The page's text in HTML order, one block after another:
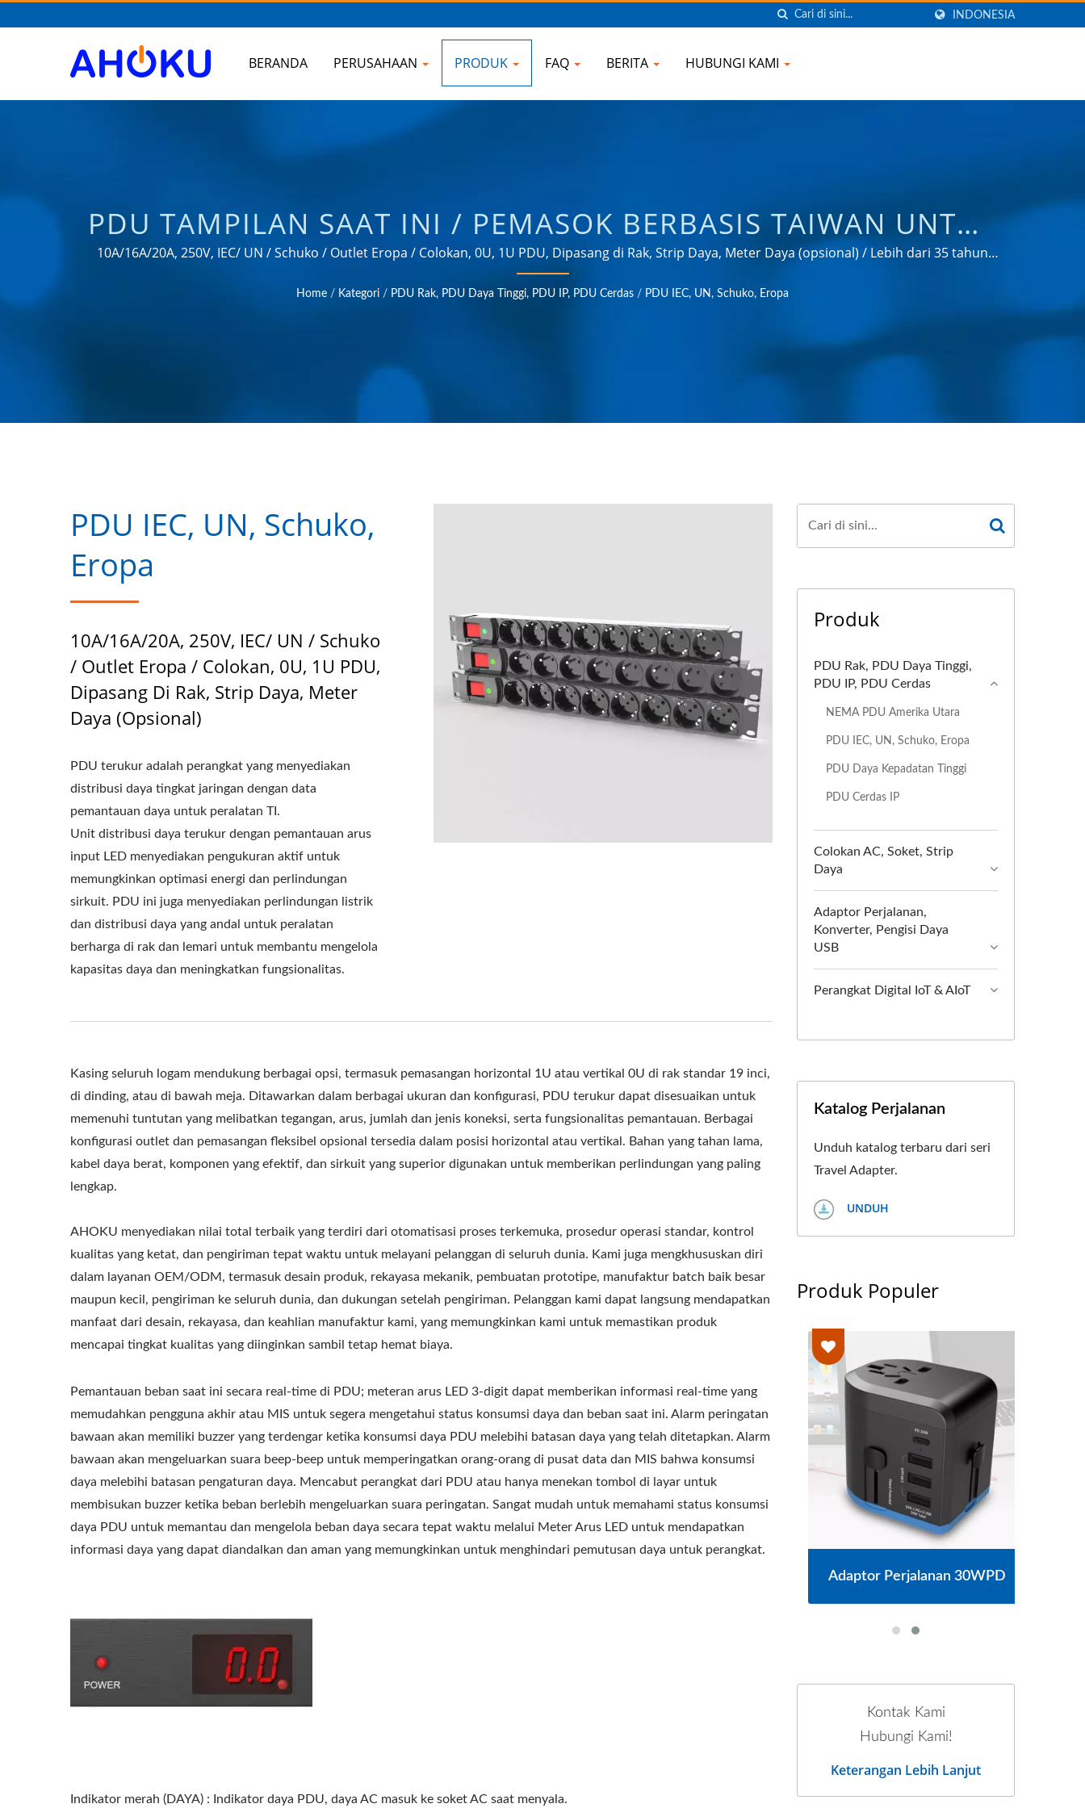
INDONESIA
BERANDA PERUSAHAAN PRODUK FAQ BERITA HUBUNGI KAMI
PDU TAMPILAN SAAT INI / PEMASOK BERBASIS TAIWAN UNTUK
PELINDUNG LONJAKAN DAYA AC, ADAPTOR PERJALANAN
UNIVERSAL, KONVERTER, PENGISI DAYA USB, PDU RAK MOUNT
| AHOKU ELECTRONIC COMPANY
10A/16A/20A, 250V, IEC/ UN / Schuko / Outlet Eropa / Colokan, 0U, 1U PDU, Dipasang di Rak, Strip Daya, Meter Daya (opsional) / Lebih dari 35 tahun
pengalaman OEM & ODM yang terpercaya dalam menyediakan produk yang memenuhi kebutuhan aplikasi manajemen daya di berbagai bidang
seperti industri, komunikasi, otomotif, dan pasar konsumen.
Home / Kategori / PDU Rak, PDU Daya Tinggi, PDU IP, PDU Cerdas / PDU IEC, UN, Schuko, Eropa
PDU IEC, UN, Schuko,
Eropa
10A/16A/20A, 250V, IEC/ UN / Schuko
/ Outlet Eropa / Colokan, 0U, 1U PDU,
Dipasang Di Rak, Strip Daya, Meter
Daya (opsional)
PDU terukur adalah perangkat yang menyediakan
distribusi daya tingkat jaringan dengan data
pemantauan daya untuk peralatan TI.
Unit distribusi daya terukur dengan pemantauan arus
input LED menyediakan pengukuran aktif untuk
memungkinkan optimasi energi dan perlindungan
sirkuit. PDU ini juga menyediakan perlindungan listrik
dan distribusi daya yang andal untuk peralatan
berharga di rak dan lemari untuk membantu mengelola
kapasitas daya dan meningkatkan fungsionalitas.
Kasing seluruh logam mendukung berbagai opsi, termasuk pemasangan horizontal 1U atau vertikal 0U di rak standar 19 inci,
di dinding, atau di bawah meja. Ditawarkan dalam berbagai ukuran dan konfigurasi, PDU terukur dapat disesuaikan untuk
memenuhi tuntutan yang melibatkan tegangan, arus, jumlah dan jenis koneksi, serta fungsionalitas pemantauan. Berbagai
konfigurasi outlet dan pemasangan fleksibel opsional tersedia dalam posisi horizontal atau vertikal. Bahan yang tahan lama,
kabel daya berat, komponen yang efektif, dan sirkuit yang superior digunakan untuk memberikan perlindungan yang paling
lengkap.
AHOKU menyediakan nilai total terbaik yang terdiri dari otomatisasi proses terkemuka, prosedur operasi standar, kontrol
kualitas yang ketat, dan pengiriman tepat waktu untuk melayani pelanggan di seluruh dunia. Kami juga mengkhususkan diri
dalam layanan OEM/ODM, termasuk desain produk, rekayasa mekanik, pembuatan prototipe, manufaktur batch baik besar
maupun kecil, pengiriman ke seluruh dunia, dan dukungan setelah pengiriman. Pelanggan kami dapat langsung mendapatkan
manfaat dari desain, rekayasa, dan keahlian manufaktur kami, yang memungkinkan kami untuk memastikan produk
mencapai tingkat kualitas yang diinginkan sambil tetap hemat biaya.
Pemantauan beban saat ini secara real-time di PDU; meteran arus LED 3-digit dapat memberikan informasi real-time yang
memudahkan pengguna akhir atau MIS untuk segera mengetahui status konsumsi daya dan beban saat ini. Alarm peringatan
bawaan akan memiliki buzzer yang terdengar ketika konsumsi daya PDU melebihi batasan daya yang telah ditetapkan. Alarm
bawaan akan mengeluarkan suara beep-beep untuk memperingatkan orang-orang di pusat data dan MIS bahwa konsumsi
daya melebihi batasan pengaturan daya. Mencabut perangkat dari PDU atau hanya menekan tombol di layar untuk
membisukan buzzer ketika beban berlebih mengeluarkan suara peringatan. Sangat mudah untuk memahami status konsumsi
daya PDU untuk memantau dan mengelola beban daya secara tepat waktu melalui Meter Arus LED untuk mendapatkan
informasi daya yang dapat diandalkan dan aman yang memungkinkan untuk menghindari pemutusan daya untuk perangkat.
Indikator merah (DAYA) : Indikator daya PDU, daya AC masuk ke soket AC saat menyala.
Produk
PDU Rak, PDU Daya Tinggi,
PDU IP, PDU Cerdas
NEMA PDU Amerika Utara
PDU IEC, UN, Schuko, Eropa
PDU Daya Kepadatan Tinggi
PDU Cerdas IP
Colokan AC, Soket, Strip
Daya
Adaptor Perjalanan,
Konverter, Pengisi Daya
USB
Perangkat Digital IoT & AIoT
Katalog Perjalanan
Unduh katalog terbaru dari seri
Travel Adapter.
UNDUH
Produk Populer
Adaptor Perjalanan 30WPD
Kontak Kami
Hubungi Kami!
Keterangan Lebih Lanjut